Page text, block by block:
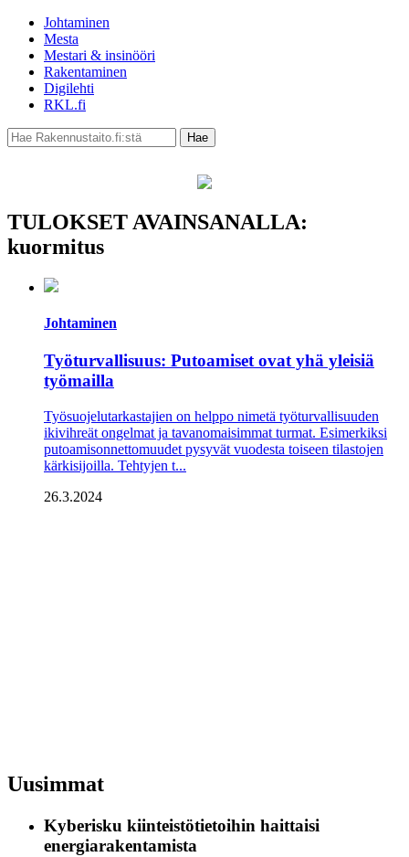
Johtaminen
Mesta
Mestari & insinööri
Rakentaminen
Digilehti
RKL.fi
TULOKSET AVAINSANALLA:
kuormitus
Johtaminen
Työturvallisuus: Putoamiset ovat yhä yleisiä
työmailla
Työsuojelutarkastajien on helppo nimetä työturvallisuuden
ikivihreät ongelmat ja tavanomaisimmat turmat. Esimerkiksi
putoamisonnettomuudet pysyvät vuodesta toiseen tilastojen
kärkisijoilla. Tehtyjen t...
26.3.2024
Uusimmat
Kyberisku kiinteistötietoihin haittaisi
energiarakentamista